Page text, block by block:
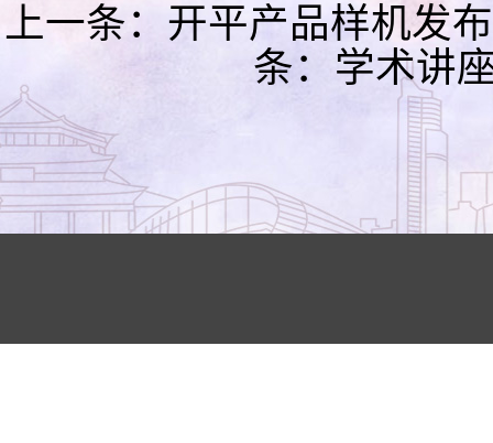
上一条： 开平产品样机发
条： 学术讲